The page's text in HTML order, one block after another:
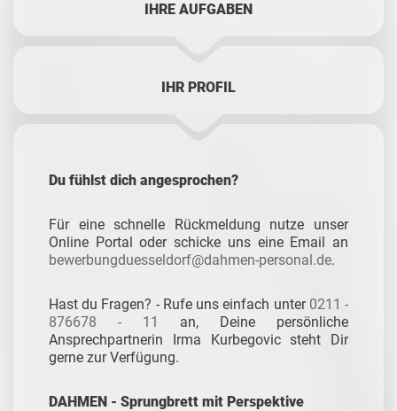
IHRE AUFGABEN
IHR PROFIL
Du fühlst dich angesprochen?
Für eine schnelle Rückmeldung nutze unser
Online Portal oder schicke uns eine Email an
bewerbungduesseldorf@dahmen-personal.de.
Hast du Fragen? - Rufe uns einfach unter 0211 -
876678 - 11
an, Deine persönliche
Ansprechpartnerin Irma Kurbegovic steht Dir
gerne zur Verfügung.
DAHMEN - Sprungbrett mit Perspektive